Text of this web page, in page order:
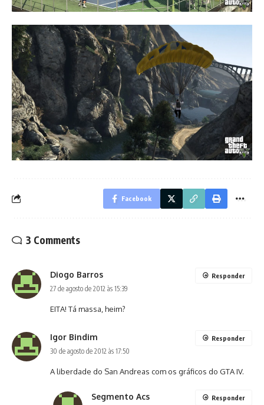
Facebook
3 Comments
Diogo Barros
27 de agosto de 2012 às 15:39
EITA! Tá massa, heim?
Responder
Igor Bindim
30 de agosto de 2012 às 17:50
A liberdade do San Andreas com os gráficos do GTA IV.
Responder
Segmento Acs Responder